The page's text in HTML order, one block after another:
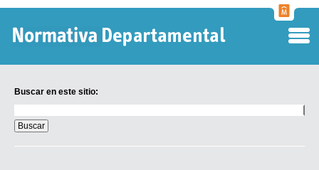
Buscar en este sitio:
en
este
sitio: